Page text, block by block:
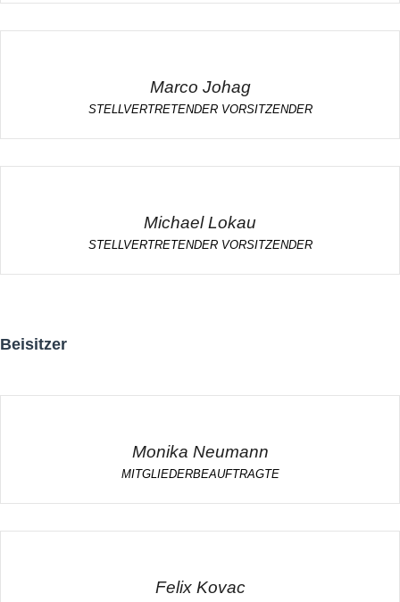
Marco Johag
STELLVERTRETENDER VORSITZENDER
Michael Lokau
STELLVERTRETENDER VORSITZENDER
Beisitzer
Monika Neumann
MITGLIEDERBEAUFTRAGTE
Felix Kovac